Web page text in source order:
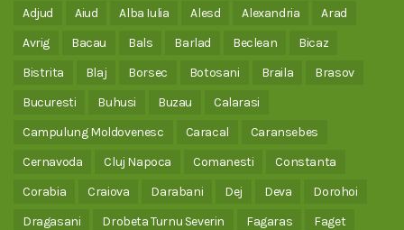
Adjud Aiud Alba Iulia Alesd Alexandria
Arad
Avrig
Bacau Bals Barlad Beclean
Bicaz
Bistrita
Blaj Borsec Botosani Braila
Brasov
Bucuresti
Buhusi Buzau
Calarasi
Campulung Moldovenesc
Caracal
Caransebes
Cernavoda
Cluj Napoca Comanesti
Constanta
Corabia
Craiova Darabani Dej Deva
Dorohoi
Dragasani
Drobeta Turnu Severin Fagaras
Faget